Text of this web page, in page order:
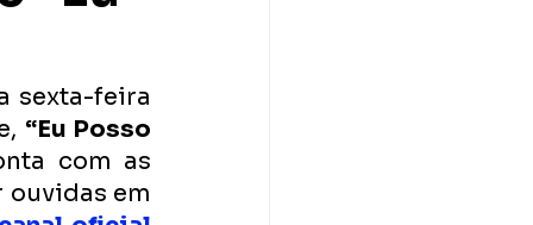
sexta-feira
“Eu Posso
com as
ouvidas em